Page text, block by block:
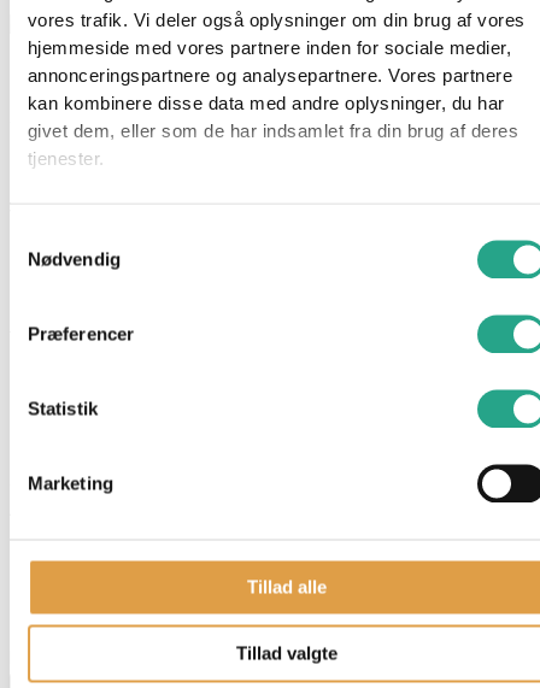
vores trafik. Vi deler også oplysninger om din brug af vores
hjemmeside med vores partnere inden for sociale medier,
annonceringspartnere og analysepartnere. Vores partnere
kan kombinere disse data med andre oplysninger, du har
givet dem, eller som de har indsamlet fra din brug af deres
tjenester.
Nødvendig
Præferencer
Statistik
Marketing
Tillad alle
Tillad valgte
Paw Patrol – Big Hero Pups Chase
139,95kr.
Ikke på lager
Beskrivelse
Tag med PAW Patrols Chase på spændende redningsmissioner
Pups-serien. Dette eksklusive Chase-figursæt har realistiske
Specifikationer:
Har du spørgsmål til denne vare?
" indikerer påkrævede felter